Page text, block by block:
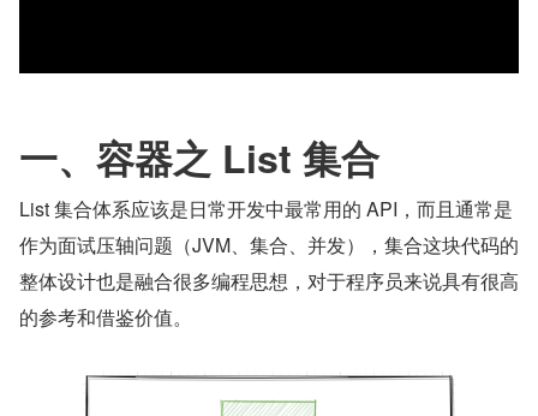
一、容器之 List 集合
List 集合体系应该是日常开发中最常用的 API，而且通常是
作为面试压轴问题（JVM、集合、并发），集合这块代码的
整体设计也是融合很多编程思想，对于程序员来说具有很高
的参考和借鉴价值。